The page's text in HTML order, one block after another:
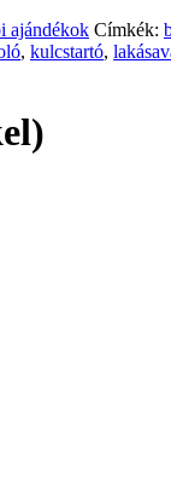
ajándékok Címkék:
, kulcstartó,